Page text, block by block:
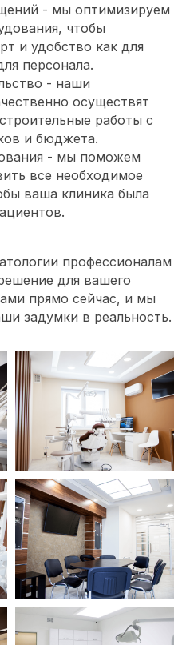
- мы оптимизируем
чтобы
и удобство как для
персонала.
- наши
осуществят
работы с
и бюджета.
- мы поможем
все необходимое
ваша клиника была
профессионалам
для вашего
прямо сейчас, и мы
задумки в реальность.
чтобы
проект